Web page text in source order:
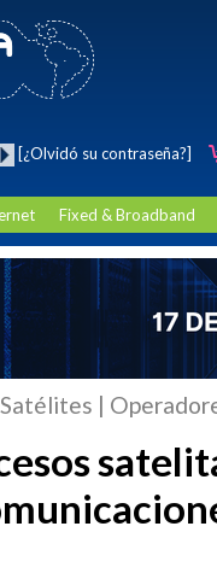
[¿Olvidó su contraseña?]
Fixed & Broadband
|